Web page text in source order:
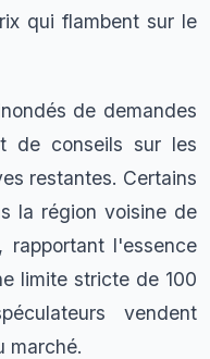
qui flambent sur le
de demandes
de conseils sur les
restantes. Certains
la région voisine de
rapportant l'essence
limite stricte de 100
vendent
marché.